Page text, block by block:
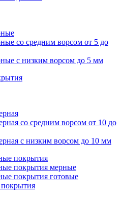
со средним ворсом от 5 до
с низким ворсом до 5 мм
со средним ворсом от 10 до
с низким ворсом до 10 мм
покрытия
покрытия мерные
покрытия готовые